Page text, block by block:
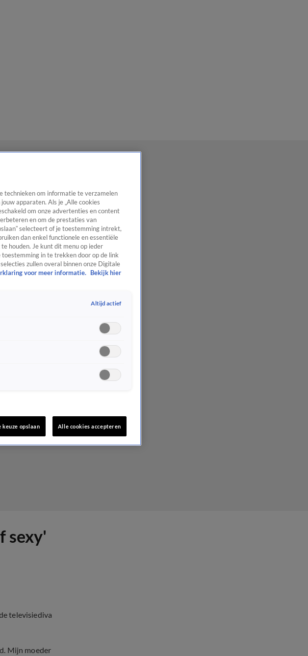
sexy'
televisiediva
Mijn moeder
technieken om informatie te verzamelen
apparaten. Als je „Alle cookies
om onze advertenties en content
en om de prestaties van
selecteert of je toestemming intrekt,
dan enkel functionele en essentiële
houden. Je kunt dit menu op ieder
in te trekken door op de link
zullen overal binnen onze Digitale
voor meer informatie.
Bekijk hier
Altijd actief
keuze opslaan Alle cookies accepteren